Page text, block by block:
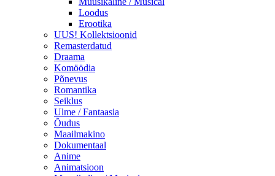
Loodus
Erootika
UUS! Kollektsioonid
Remasterdatud
Draama
Komöödia
Põnevus
Romantika
Seiklus
Ulme / Fantaasia
Õudus
Maailmakino
Dokumentaal
Anime
Animatsioon